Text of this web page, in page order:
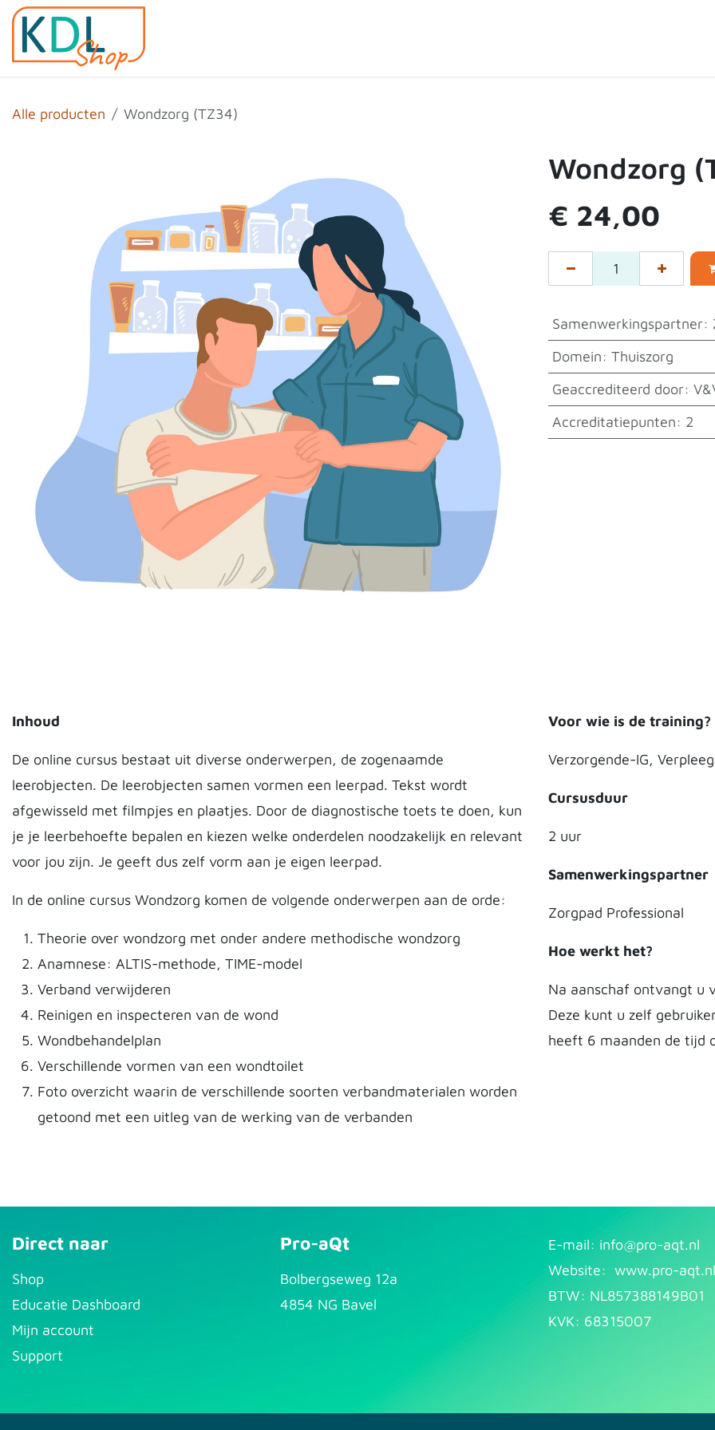
Overslaan naar inhoud
Alle producten Wondzorg (TZ34)
Wondzorg
€ 24,00
Samenwerkingspartner:
Domein: Thuiszorg
Geaccrediteerd door:
Accreditatiepunten: 2
Inhoud
De online cursus bestaat uit diverse onderwerpen, de zogenaamde
leerobjecten. De leerobjecten samen vormen een leerpad. Tekst wordt
afgewisseld met filmpjes en plaatjes. Door de diagnostische toets te doen, kun
je je leerbehoefte bepalen en kiezen welke onderdelen noodzakelijk en relevant
voor jou zijn. Je geeft dus zelf vorm aan je eigen leerpad.
In de online cursus Wondzorg komen de volgende onderwerpen aan de orde:
Theorie over wondzorg met onder andere methodische wondzorg
Anamnese: ALTIS-methode, TIME-model
Verband verwijderen
Reinigen en inspecteren van de wond
Wondbehandelplan
Verschillende vormen van een wondtoilet
Foto overzicht waarin de verschillende soorten verbandmaterialen worden
getoond met een uitleg van de werking van de verbanden
Voor wie is de training?
Verzorgende-IG,
Cursusduur
2 uur
Samenwerkingspartner
Zorgpad Professional
Hoe werkt het?
Na aanschaf ontvangt u
Deze kunt u zelf
heeft 6 maanden de tijd
Direct naar
S​hop
Educatie Dashboard
Mijn account
Support
Pro-aQt
Bolbergseweg 12a
4854 NG Bavel
E-mail: info@pr​o-aqt.nl
Website: www.pro-aqt.nl
BTW: NL857388149B01
KVK: 68315007